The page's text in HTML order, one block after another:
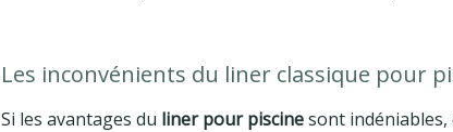
Les inconvénients du liner classique pour
Si les avantages du liner pour piscinesont indéniables,